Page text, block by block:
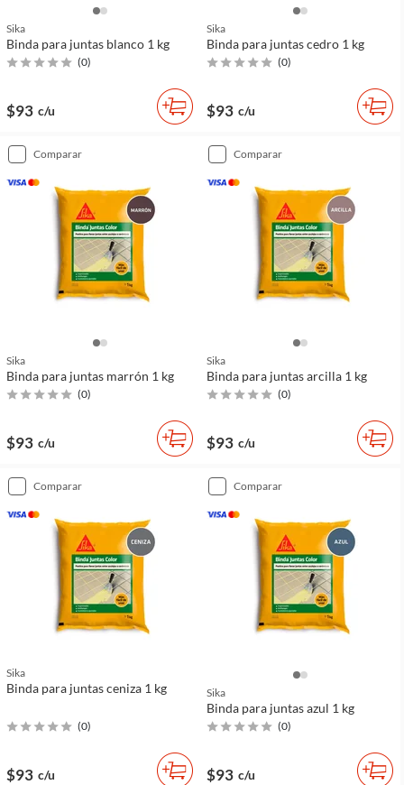
Sika
Binda para juntas blanco 1 kg
(0)
$93 c/u
Sika
Binda para juntas cedro 1 kg
(0)
$93 c/u
comparar
Sika
Binda para juntas marrón 1 kg
(0)
$93 c/u
comparar
Sika
Binda para juntas arcilla 1 kg
(0)
$93 c/u
comparar
Sika
Binda para juntas ceniza 1 kg
(0)
$93 c/u
comparar
Sika
Binda para juntas azul 1 kg
(0)
$93 c/u